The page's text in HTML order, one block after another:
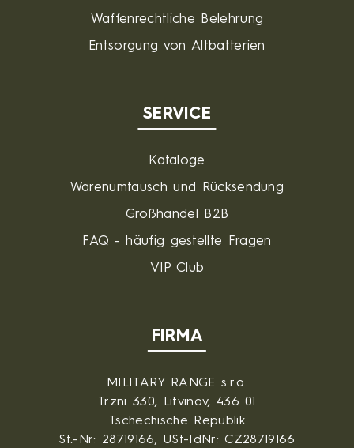
Waffenrechtliche Belehrung
Entsorgung von Altbatterien
SERVICE
Kataloge
Warenumtausch und Rücksendung
Großhandel B2B
FAQ - häufig gestellte Fragen
VIP Club
FIRMA
MILITARY RANGE s.r.o.
Trzni 330, Litvinov, 436 01
Tschechische Republik
St.-Nr: 28719166, USt-IdNr: CZ28719166